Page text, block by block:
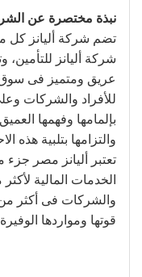
نبذة مختصرة عن
تضم شركة أليانز كل
شركة أليانز للتأمين،
عريق ومتميز فى سوق
للأفراد والشركات
بإلمامها وفهمها
والتزامها بتلبية هذه
تعتبر أليانز مصر جزء
قوتها ومواردها